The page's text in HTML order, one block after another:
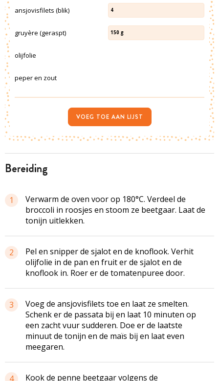
bereiding
1
Verwarm de oven voor op 180°C. Verdeel de
broccoli in roosjes en stoom ze beetgaar. Laat de
tonijn uitlekken.
2
Pel en snipper de sjalot en de knoflook. Verhit
olijfolie in de pan en fruit er de sjalot en de
knoflook in. Roer er de tomatenpuree door.
3
Voeg de ansjovisfilets toe en laat ze smelten.
Schenk er de passata bij en laat 10 minuten op
een zacht vuur sudderen. Doe er de laatste
minuut de tonijn en de maïs bij en laat even
meegaren.
4 Kook de penne beetgaar volgens de
ansjovisfilets (blik) 4
gruyère (geraspt) 150 g
olijfolie
peper en zout
VOEG TOE AAN LIJST